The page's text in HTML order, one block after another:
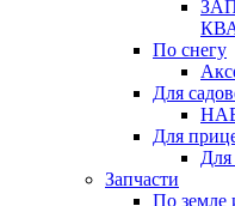
По снегу
Для
Для
Запчасти
По земле